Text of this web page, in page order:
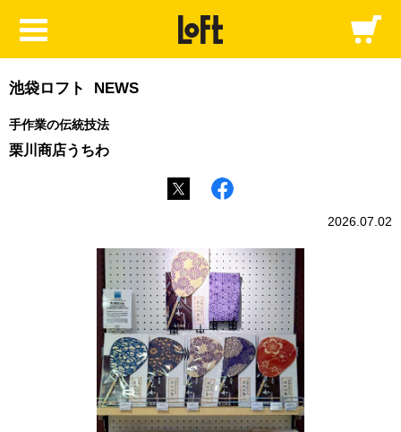
池袋ロフト NEWS
手作業の伝統技法
栗川商店うちわ
2026.07.02